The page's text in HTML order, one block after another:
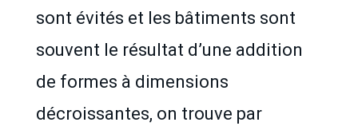
sont évités et les bâtiments sont
souvent le résultat d’une addition
de formes à dimensions
décroissantes, on trouve par